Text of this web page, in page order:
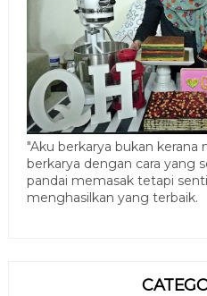
"Aku berkarya bukan kerana
berkarya dengan cara yang
pandai memasak tetapi
menghasilkan yang terbaik.